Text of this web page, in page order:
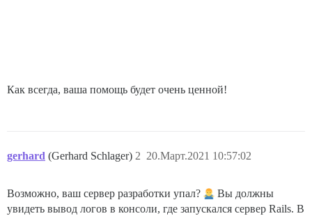
Как всегда, ваша помощь будет очень ценной!
gerhard (Gerhard Schlager) 20.Март.2021 10:57:02
2
Возможно, ваш сервер разработки упал?
Вы должны
увидеть вывод логов в консоли, где запускался сервер Rails. В